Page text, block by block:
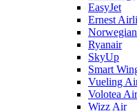
EasyJet
Ernest
Ryanair
SkyUp
Smart
Vueling
Volotea
Wizz Air